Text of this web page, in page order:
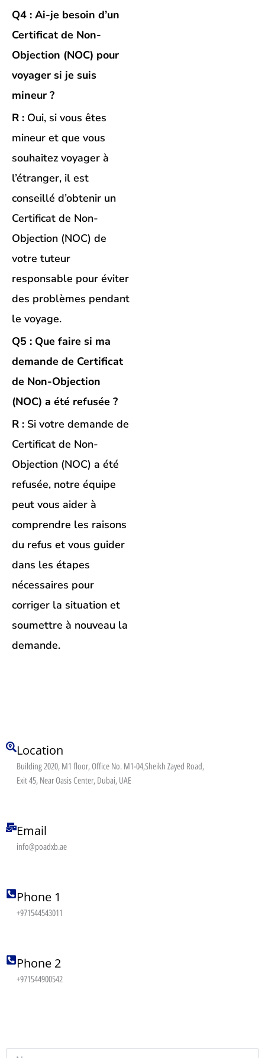
Q4 : Ai-je besoin d’un
Certificat de Non-
Objection (NOC) pour
voyager si je suis
mineur ?
R : Oui, si vous êtes
mineur et que vous
souhaitez voyager à
l’étranger, il est
conseillé d’obtenir un
Certificat de Non-
Objection (NOC) de
votre tuteur
responsable pour éviter
des problèmes pendant
le voyage.
Q5 : Que faire si ma
demande de Certificat
de Non-Objection
(NOC) a été refusée ?
R : Si votre demande de
Certificat de Non-
Objection (NOC) a été
refusée, notre équipe
peut vous aider à
comprendre les raisons
du refus et vous guider
dans les étapes
nécessaires pour
corriger la situation et
soumettre à nouveau la
demande.
Location
Building 2020, M1 floor, Office No. M1-04,Sheikh Zayed Road,
Exit 45, Near Oasis Center, Dubai, UAE
Email
info@poadxb.ae
Phone 1
+971544543011
Phone 2
+971544900542